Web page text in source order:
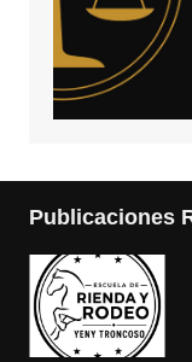
Publicaciones